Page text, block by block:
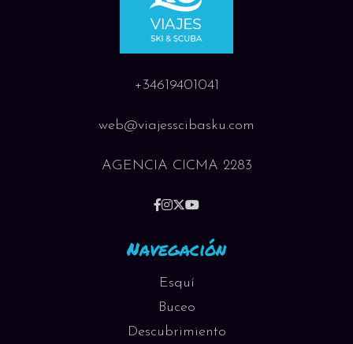
+34619401041
web@viajesscibasku.com
AGENCIA CICMA 2283
Navegación
Esquí
Buceo
Descubrimiento